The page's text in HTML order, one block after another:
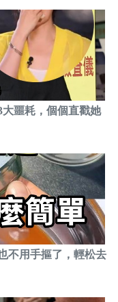
噩耗，個個直戳她
不用手摳了，輕松去